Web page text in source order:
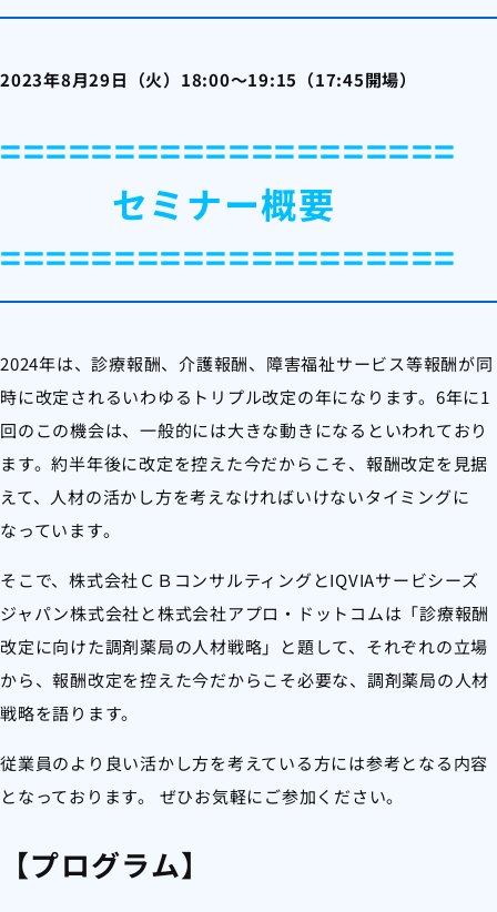
2023年8月29日（火）18:00～19:15（17:45開場）
====================
セミナー概要
====================
2024年は、診療報酬、介護報酬、障害福祉サービス等報酬が同
時に改定されるいわゆるトリプル改定の年になります。6年に1
回のこの機会は、一般的には大きな動きになるといわれており
ます。約半年後に改定を控えた今だからこそ、報酬改定を見据
えて、人材の活かし方を考えなければいけないタイミングに
なっています。
そこで、株式会社ＣＢコンサルティングとIQVIAサービシーズ
ジャパン株式会社と株式会社アプロ・ドットコムは「診療報酬
改定に向けた調剤薬局の人材戦略」と題して、それぞれの立場
から、報酬改定を控えた今だからこそ必要な、調剤薬局の人材
戦略を語ります。
従業員のより良い活かし方を考えている方には参考となる内容
となっております。 ぜひお気軽にご参加ください。
【プログラム】